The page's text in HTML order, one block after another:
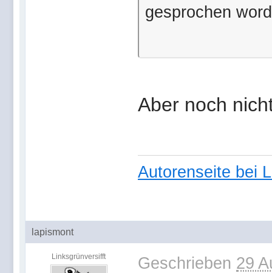
gesprochen
Aber noch
Autorenseite bei
lapismont
Linksgrünversifft Geschrieben 29